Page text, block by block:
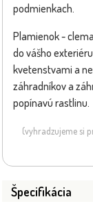
podmienkach.
Plamienok -
do vášho
kvetenstvami a
záhradníkov a
popínavú rastlinu.
(vyhradzujeme si
Špecifikácia